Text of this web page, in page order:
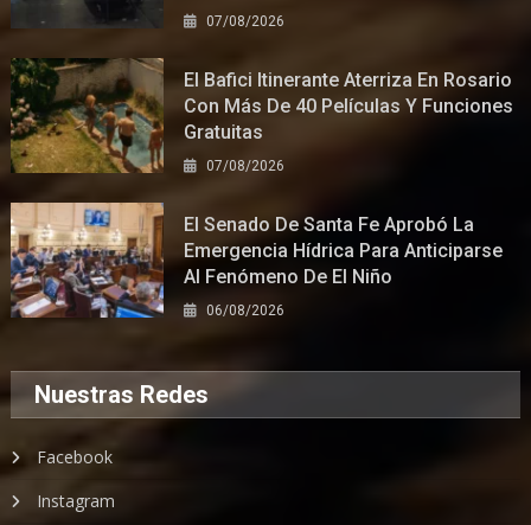
07/08/2026
El Bafici Itinerante Aterriza En Rosario
Con Más De 40 Películas Y Funciones
Gratuitas
07/08/2026
El Senado De Santa Fe Aprobó La
Emergencia Hídrica Para Anticiparse
Al Fenómeno De El Niño
06/08/2026
Nuestras Redes
Facebook
Instagram